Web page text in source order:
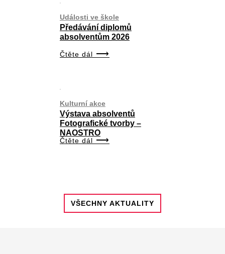
Události ve škole
Předávání diplomů
absolventům 2026
Čtěte dál
Kulturní akce
Výstava absolventů
Fotografické tvorby –
NAOSTRO
Čtěte dál
VŠECHNY AKTUALITY